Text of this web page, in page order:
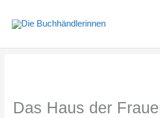
Inhalt
Das Haus der